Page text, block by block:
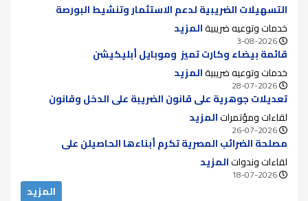
التسهيلات الضريبية لدعم الاستثمار وتنشيط البورصة
خدمات وتوعيه ضريبيةالمزيد
3-08-2026
قائمة بيضاء وكارت تميز وموبايل أبليكيشن
خدمات وتوعيه ضريبيةالمزيد
28-07-2026
تعديلات جوهرية على قانون الضريبة على الدخل وقانون
الضريبة على الدمغة للقضاء على الازدواج الضريبي ودعم سوق
الأوراق المالية
لقاءات ومؤتمراتالمزيد
26-07-2026
مصلحة الضرائب المصرية تكرم أبناءها الحاصيلن على
الماجستير والدكتوراه لعام 2025..
لقاءات وندواتالمزيد
18-07-2026
المزيد